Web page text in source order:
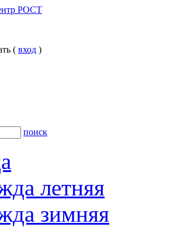
( вход )
поиск
летняя
зимняя